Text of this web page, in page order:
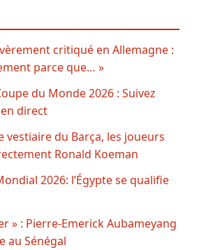
critiqué en Allemagne :
parce que… »
du Monde 2026 : Suivez
direct
vestiaire du Barça, les joueurs
Ronald Koeman
2026: l’Égypte se qualifie
» : Pierre-Emerick Aubameyang
au Sénégal